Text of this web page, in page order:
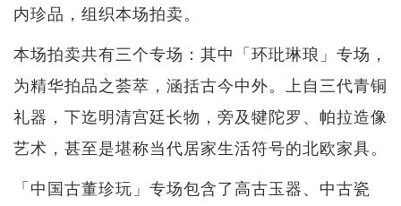
内珍品，组织本场拍卖。
本场拍卖共有三个专场：其中「环玭琳琅」专场，
为精华拍品之荟萃，涵括古今中外。上自三代青铜
礼器，下迄明清宫廷长物，旁及犍陀罗、帕拉造像
艺术，甚至是堪称当代居家生活符号的北欧家具。
「中国古董珍玩」专场包含了高古玉器、中古瓷